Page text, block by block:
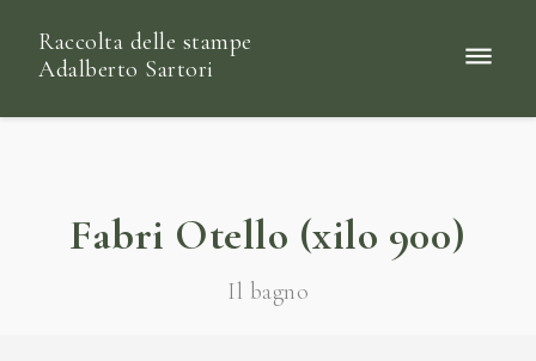
Raccolta delle stampe
Adalberto Sartori
Fabri Otello (xilo 900)
Il bagno